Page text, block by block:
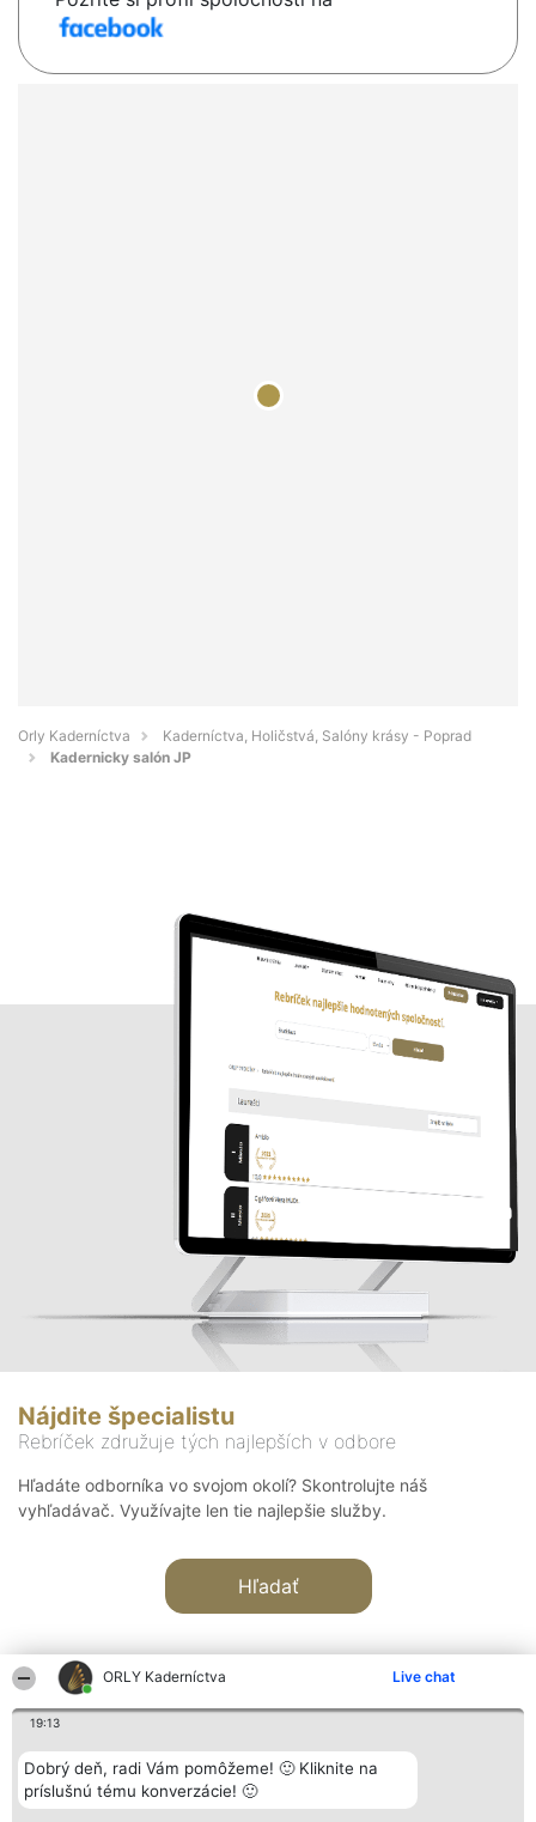
ORLY Kaderníctva Live chat
19:13
Dobrý deň, radi Vám pomôžeme! 🙂 Kliknite na
príslušnú tému konverzácie! 🙂
Orly Kaderníctva
Kaderníctva, Holičstvá, Salóny krásy - Poprad
Kadernicky salón JP
Nájdite špecialistu
Rebríček združuje tých najlepších v odbore
Hľadáte odborníka vo svojom okolí? Skontrolujte náš
vyhľadávač. Využívajte len tie najlepšie služby.
Hľadať
Organizátor hodnotenia
Bright Side Solutions sp. z o.
o. sp. k.
Hodnotenie
Laureáti
Lista
Kontakt
Kontakt